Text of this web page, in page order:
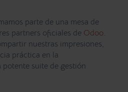
parte de una mesa de
partners oficiales de Odoo
nuestras impresiones,
práctica en la
suite de gestión